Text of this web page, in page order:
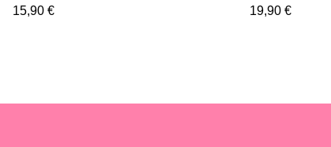
Prezzo
15,90 €
Prezzo
19,90 €